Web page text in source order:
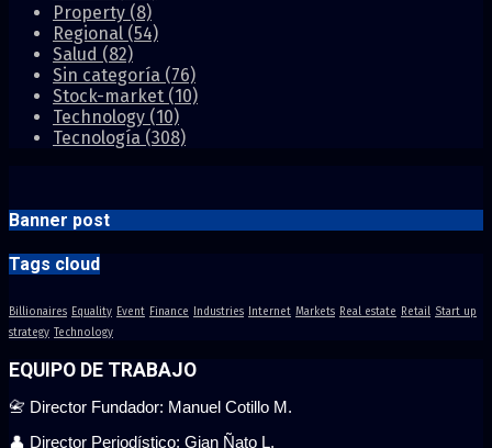
Property (8)
Regional (54)
Salud (82)
Sin categoría (76)
Stock-market (10)
Technology (10)
Tecnología (308)
Banner post
Tags cloud
Billionaires Equality Event Finance Industries Internet Markets Real estate Retail Start up
strategy Technology
EQUIPO DE TRABAJO
📇 Director Fundador: Manuel Cotillo M.
👤 Director Periodístico: Gian Ñato L.